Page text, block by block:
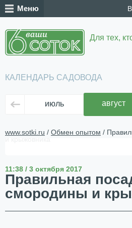
Меню
Для тех,
КАЛЕНДАРЬ САДОВОДА
июль август
www.sotki.ru / Обмен опытом /
11:38 / 3 октября 2017
Правильная
смородины и